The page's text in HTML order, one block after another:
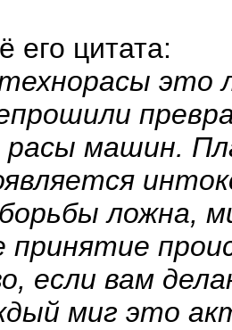
его цитата:
это
расы машин.
ложна,
если вам
миг это